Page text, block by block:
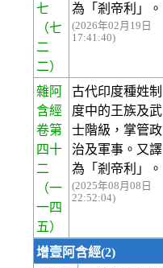
七
（七
二
二）
為「剎帝利」。
(2026年02月19日
17:41:40)
雜阿
含經
卷第
四十
二
（一
一四
五）
古代印度種姓制
度中的王族及武
士階級，掌管政
治及軍事。又譯
為「剎帝利」。
(2025年08月08日
22:52:04)
增壹阿含經(2)